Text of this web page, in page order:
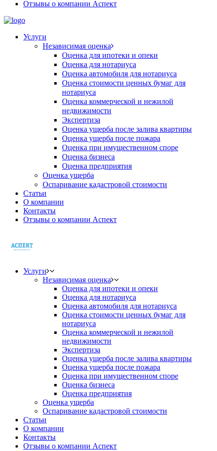
Отзывы о компании Аспект
Услуги
Независимая оценка
Оценка для ипотеки и опеки
Оценка для нотариуса
Оценка автомобиля для нотариуса
Оценка стоимости ценных бумаг для
нотариуса
Оценка коммерческой и нежилой
недвижимости
Экспертиза
Оценка ущерба после залива квартиры
Оценка ущерба после пожара
Оценка при имущественном споре
Оценка бизнеса
Оценка предприятия
Оценка ущерба
Оспаривание кадастровой стоимости
Статьи
О компании
Контакты
Отзывы о компании Аспект
Услуги
Независимая оценка
Оценка для ипотеки и опеки
Оценка для нотариуса
Оценка автомобиля для нотариуса
Оценка стоимости ценных бумаг для
нотариуса
Оценка коммерческой и нежилой
недвижимости
Экспертиза
Оценка ущерба после залива квартиры
Оценка ущерба после пожара
Оценка при имущественном споре
Оценка бизнеса
Оценка предприятия
Оценка ущерба
Оспаривание кадастровой стоимости
Статьи
О компании
Контакты
Отзывы о компании Аспект